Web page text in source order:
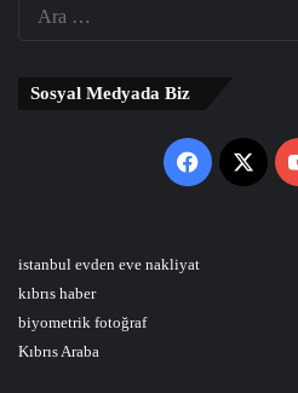
Sosyal Medyada Biz
Facebook
X
istanbul evden eve nakliyat
kıbrıs haber
biyometrik fotoğraf
Kıbrıs Araba